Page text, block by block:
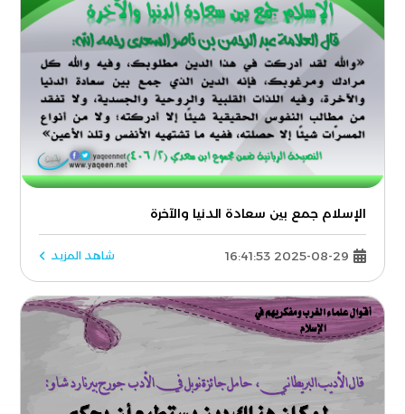
الإسلام جمع بين سعادة الدنيا والآخرة
2025-08-29 16:41:53 شاهد المزيد